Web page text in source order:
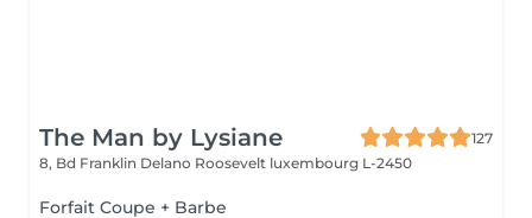
The Man by Lysiane
127
8, Bd Franklin Delano Roosevelt luxembourg L-2450
Forfait Coupe + Barbe